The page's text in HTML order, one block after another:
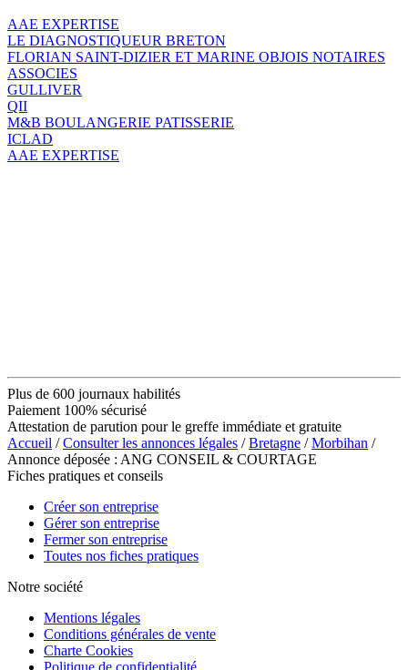
AAE EXPERTISE
LE DIAGNOSTIQUEUR BRETON
FLORIAN SAINT-DIZIER ET MARINE OBJOIS NOTAIRES
ASSOCIES
GULLIVER
QII
M&B BOULANGERIE PATISSERIE
ICLAD
AAE EXPERTISE
Plus de 600 journaux habilités
Paiement 100% sécurisé
Attestation de parution pour le greffe immédiate et gratuite
Accueil /Consulter les annonces légales /Bretagne /Morbihan /
Annonce déposée : ANG CONSEIL & COURTAGE
Fiches pratiques et conseils
Créer son entreprise
Gérer son entreprise
Fermer son entreprise
Toutes nos fiches pratiques
Notre société
Mentions légales
Conditions générales de vente
Charte Cookies
Politique de confidentialité